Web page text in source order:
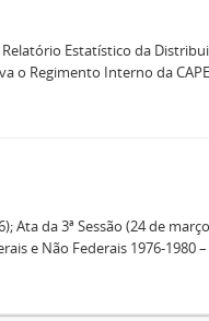
Relatório Estatístico da
o Regimento Interno da
Ata da 3ª Sessão (24 de
e Não Federais 1976-1980 –